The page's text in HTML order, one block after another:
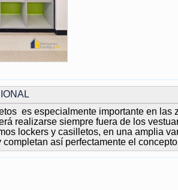
es especialmente importante en
realizarse siempre fuera de los
lockers y casilletos, en una amplia
completan así perfectamente el